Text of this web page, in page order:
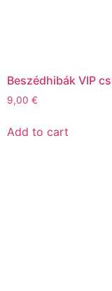
Beszédhibák VIP
9,00 €
Add to cart